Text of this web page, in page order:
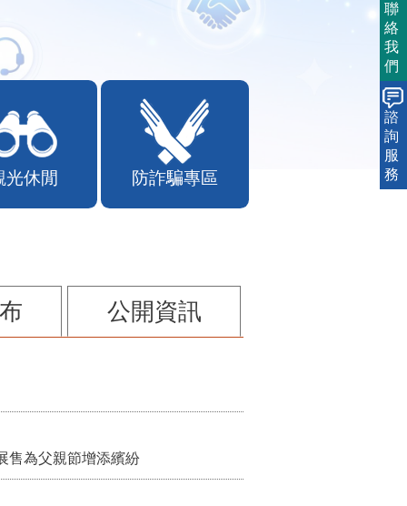
光休閒 防詐騙專區
公開資訊
為父親節增添繽紛
聯
絡
我
們
諮
詢
服
務